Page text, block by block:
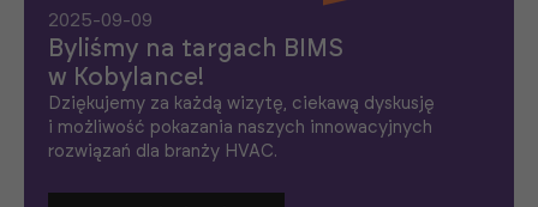
2025-09-09
Byliśmy na targach BIMS
w Kobylance!
Dziękujemy za każdą wizytę, ciekawą dyskusję
i możliwość pokazania naszych innowacyjnych
rozwiązań dla branży HVAC.